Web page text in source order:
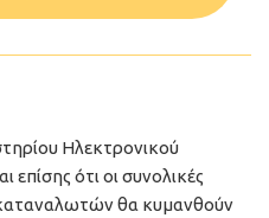
Ηλεκτρονικού
επίσης ότι οι συνολικές
θα κυμανθούν